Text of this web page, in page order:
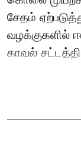
சேதம்
வழக்குகளில்
காவல்